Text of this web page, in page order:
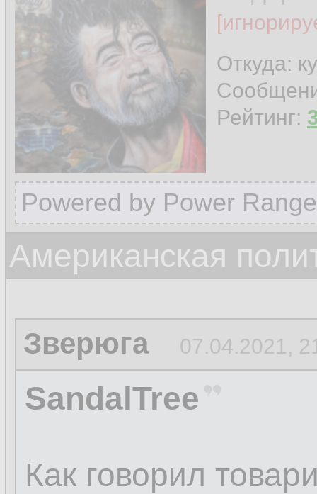
Откуда:
Рейтинг:
Powered by Power
Американская
Зверюга 07.04.2021,
SandalTree
Как говорил